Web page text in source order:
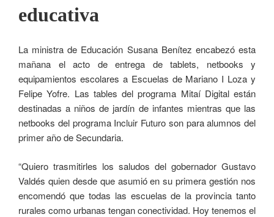
educativa
La ministra de Educación Susana Benítez encabezó esta
mañana el acto de entrega de tablets, netbooks y
equipamientos escolares a Escuelas de Mariano I Loza y
Felipe Yofre. Las tables del programa Mitaí Digital están
destinadas a niños de jardín de infantes mientras que las
netbooks del programa Incluir Futuro son para alumnos del
primer año de Secundaria.
“Quiero trasmitirles los saludos del gobernador Gustavo
Valdés quien desde que asumió en su primera gestión nos
encomendó que todas las escuelas de la provincia tanto
rurales como urbanas tengan conectividad. Hoy tenemos el